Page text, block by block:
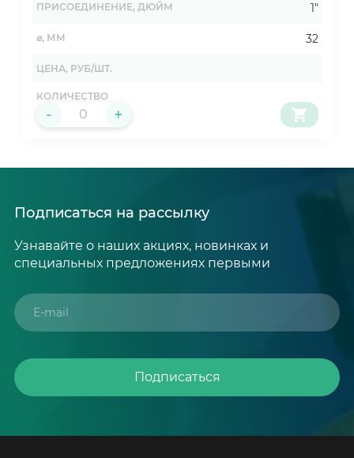
1"
32
- +
Подписаться на рассылку
Узнавайте о наших акциях, новинках и
специальных предложениях первыми
Подписаться